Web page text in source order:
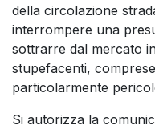
della circolazione
interrompere una
sottrarre dal mercato
stupefacenti,
particolarmente
Si autorizza la